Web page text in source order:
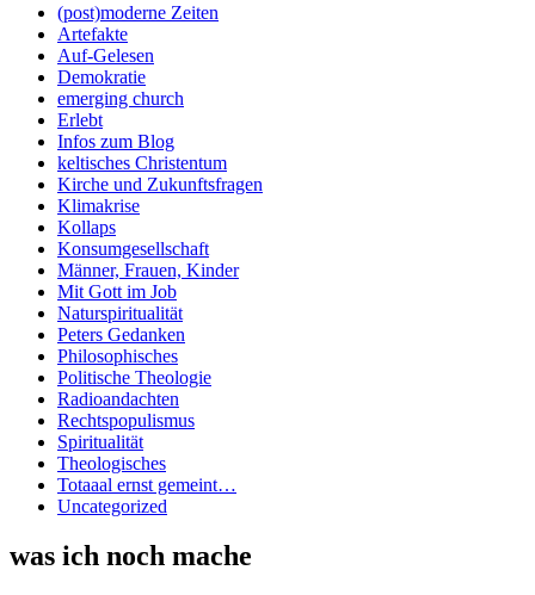
(post)moderne Zeiten
Artefakte
Auf-Gelesen
Demokratie
emerging church
Erlebt
Infos zum Blog
keltisches Christentum
Kirche und Zukunftsfragen
Klimakrise
Kollaps
Konsumgesellschaft
Männer, Frauen, Kinder
Mit Gott im Job
Naturspiritualität
Peters Gedanken
Philosophisches
Politische Theologie
Radioandachten
Rechtspopulismus
Spiritualität
Theologisches
Totaaal ernst gemeint…
Uncategorized
was ich noch mache